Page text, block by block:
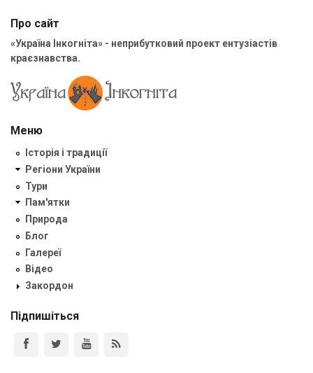
Про сайт
«Україна Інкогніта» - неприбутковий проект ентузіастів
краєзнавства.
Меню
Історія і традиції
Регіони України
Тури
Пам'ятки
Природа
Блог
Галереї
Відео
Закордон
Підпишіться